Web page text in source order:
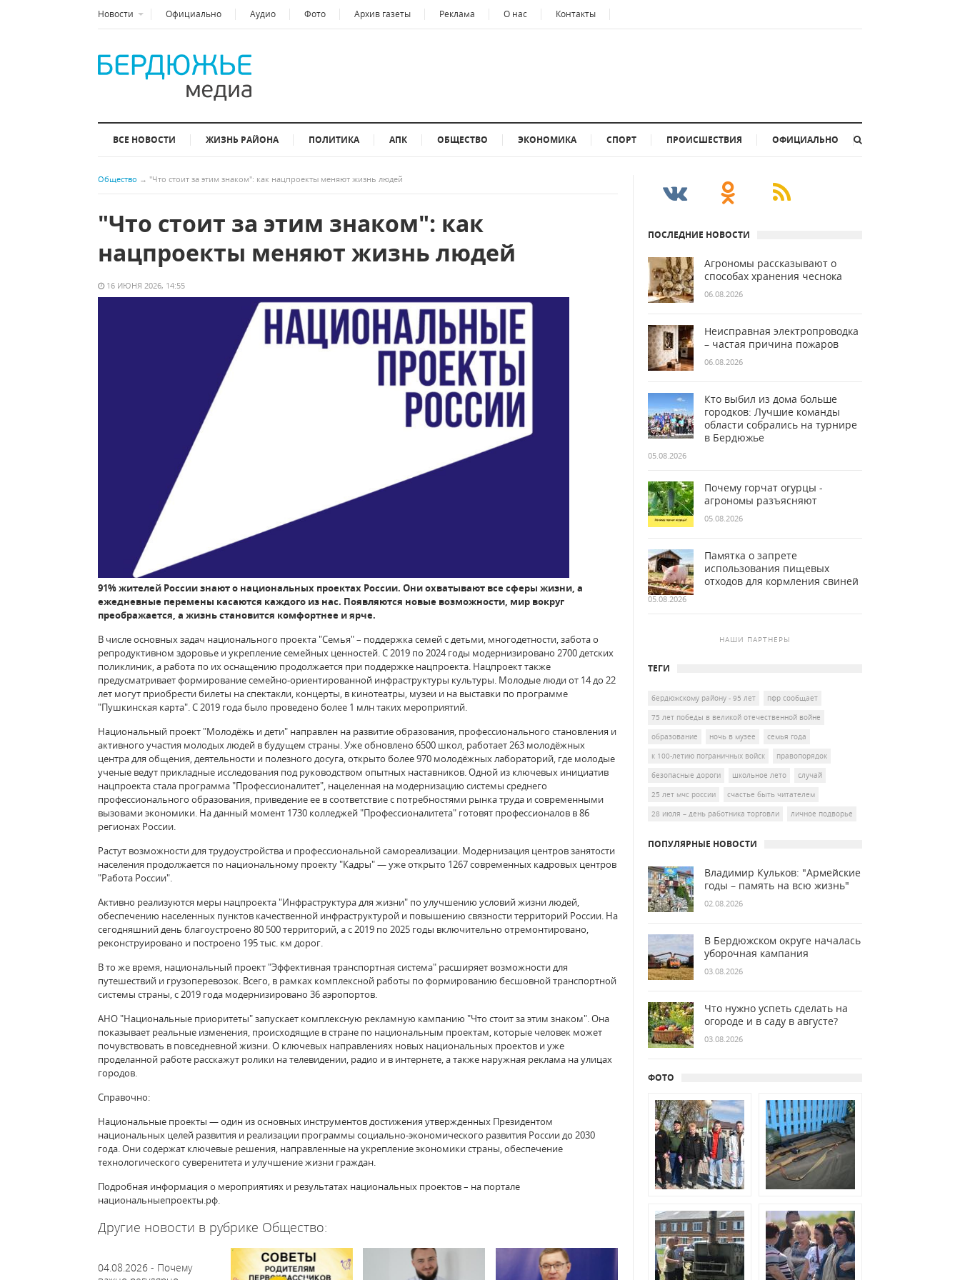
Новости Официально Аудио Фото Архив газеты Реклама О нас Контакты
ВСЕ НОВОСТИ ЖИЗНЬ РАЙОНА ПОЛИТИКА АПК ОБЩЕСТВО ЭКОНОМИКА СПОРТ ПРОИСШЕСТВИЯ ОФИЦИАЛЬНО
Общество → "Что стоит за этим знаком": как нацпроекты меняют жизнь людей
"Что стоит за этим знаком": как
нацпроекты меняют жизнь людей
16 ИЮНЯ 2026, 14:55
91% жителей России знают о национальных проектах России. Они охватывают все сферы жизни, а
ежедневные перемены касаются каждого из нас. Появляются новые возможности, мир вокруг
преображается, а жизнь становится комфортнее и ярче.
В числе основных задач национального проекта "Семья" – поддержка семей с детьми, многодетности, забота о
репродуктивном здоровье и укрепление семейных ценностей. С 2019 по 2024 годы модернизировано 2700 детских
поликлиник, а работа по их оснащению продолжается при поддержке нацпроекта. Нацпроект также
предусматривает формирование семейно-ориентированной инфраструктуры культуры. Молодые люди от 14 до 22
лет могут приобрести билеты на спектакли, концерты, в кинотеатры, музеи и на выставки по программе
"Пушкинская карта". С 2019 года было проведено более 1 млн таких мероприятий.
Национальный проект "Молодёжь и дети" направлен на развитие образования, профессионального становления и
активного участия молодых людей в будущем страны. Уже обновлено 6500 школ, работает 263 молодёжных
центра для общения, деятельности и полезного досуга, открыто более 970 молодёжных лабораторий, где молодые
ученые ведут прикладные исследования под руководством опытных наставников. Одной из ключевых инициатив
нацпроекта стала программа "Профессионалитет", нацеленная на модернизацию системы среднего
профессионального образования, приведение ее в соответствие с потребностями рынка труда и современными
вызовами экономики. На данный момент 1730 колледжей "Профессионалитета" готовят профессионалов в 86
регионах России.
Растут возможности для трудоустройства и профессиональной самореализации. Модернизация центров занятости
населения продолжается по национальному проекту "Кадры" — уже открыто 1267 современных кадровых центров
"Работа России".
Активно реализуются меры нацпроекта "Инфраструктура для жизни" по улучшению условий жизни людей,
обеспечению населенных пунктов качественной инфраструктурой и повышению связности территорий России. На
сегодняшний день благоустроено 80 500 территорий, а с 2019 по 2025 годы включительно отремонтировано,
реконструировано и построено 195 тыс. км дорог.
В то же время, национальный проект "Эффективная транспортная система" расширяет возможности для
путешествий и грузоперевозок. Всего, в рамках комплексной работы по формированию бесшовной транспортной
системы страны, с 2019 года модернизировано 36 аэропортов.
АНО "Национальные приоритеты" запускает комплексную рекламную кампанию "Что стоит за этим знаком". Она
показывает реальные изменения, происходящие в стране по национальным проектам, которые человек может
почувствовать в повседневной жизни. О ключевых направлениях новых национальных проектов и уже
проделанной работе расскажут ролики на телевидении, радио и в интернете, а также наружная реклама на улицах
городов.
Справочно:
Национальные проекты — один из основных инструментов достижения утвержденных Президентом
национальных целей развития и реализации программы социально-экономического развития России до 2030
года. Они содержат ключевые решения, направленные на укрепление экономики страны, обеспечение
технологического суверенитета и улучшение жизни граждан.
Подробная информация о мероприятиях и результатах национальных проектов – на портале
национальныепроекты.рф.
Другие новости в рубрике Общество:
04.08.2026 - Почему
ПОСЛЕДНИЕ НОВОСТИ
Агрономы рассказывают о
способах хранения чеснока
06.08.2026
Неисправная электропроводка
– частая причина пожаров
06.08.2026
Кто выбил из дома больше
городков: Лучшие команды
области собрались на турнире
в Бердюжье
05.08.2026
Почему горчат огурцы -
агрономы разъясняют
05.08.2026
Памятка о запрете
использования пищевых
отходов для кормления свиней
05.08.2026
НАШИ ПАРТНЕРЫ
ТЕГИ
бердюжскому району - 95 лет
пфр сообщает
75 лет победы в великой отечественной войне
образование
ночь в музее
семья года
к 100-летию пограничных войск
правопорядок
безопасные дороги
школьное лето
случай
25 лет мчс россии
счастье быть читателем
28 июля – день работника торговли
личное подворье
ПОПУЛЯРНЫЕ НОВОСТИ
Владимир Кульков: "Армейские
годы – память на всю жизнь"
02.08.2026
В Бердюжском округе началась
уборочная кампания
03.08.2026
Что нужно успеть сделать на
огороде и в саду в августе?
03.08.2026
ФОТО